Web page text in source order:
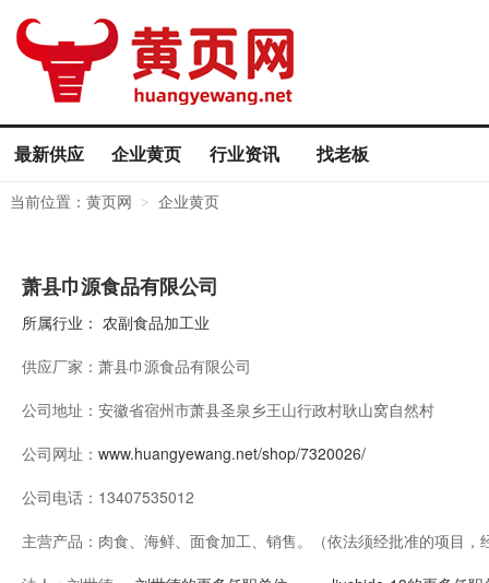
最新供应 企业黄页 行业资讯 找老板
当前位置： 黄页网 > 企业黄页
萧县巾源食品有限公司
所属行业： 农副食品加工业
供应厂家： 萧县巾源食品有限公司
公司地址： 安徽省宿州市萧县圣泉乡王山行政村耿山窝自然村
公司网址： www.huangyewang.net/shop/7320026/
公司电话： 13407535012
主营产品： 肉食、海鲜、面食加工、销售。（依法须经批准的项目